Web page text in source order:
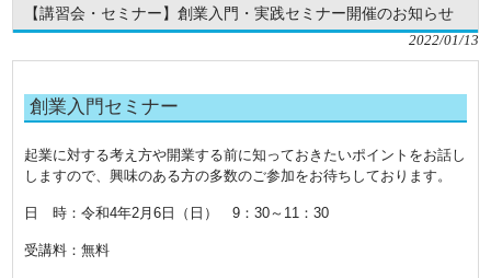
【講習会・セミナー】創業入門・実践セミナー開催のお知らせ
2022/01/13
創業入門セミナー
起業に対する考え方や開業する前に知っておきたいポイントをお話し
しますので、興味のある方の多数のご参加をお待ちしております。
日 時：令和4年2月6日（日） 9：30～11：30
受講料：無料